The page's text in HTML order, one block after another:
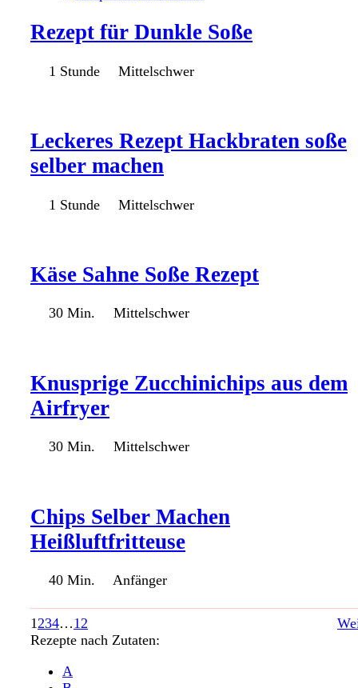
Rezept für Dunkle Soße
1 Stunde Mittelschwer
Leckeres Rezept Hackbraten soße
selber machen
1 Stunde Mittelschwer
Käse Sahne Soße Rezept
30 Min. Mittelschwer
Knusprige Zucchinichips aus dem
Airfryer
30 Min. Mittelschwer
Chips Selber Machen
Heißluftfritteuse
40 Min. Anfänger
1 234…12
Rezepte nach Zutaten:
A